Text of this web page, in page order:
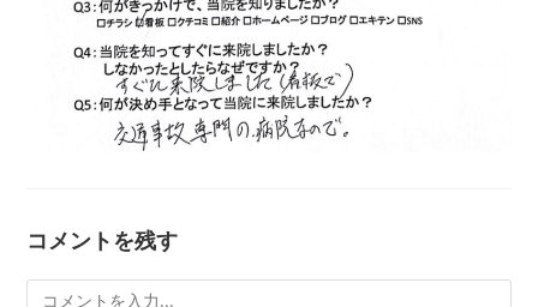
コメントを残す